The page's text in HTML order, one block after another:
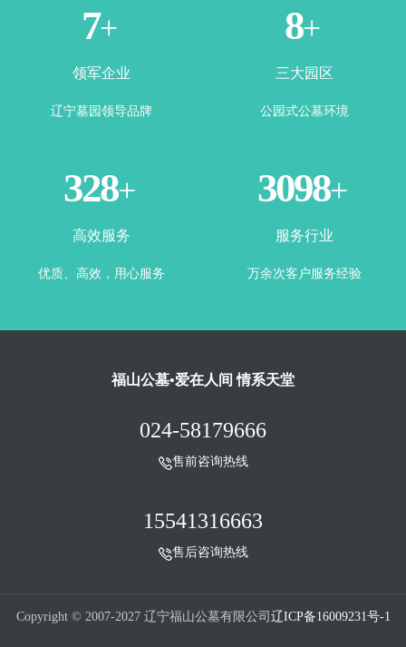
1+
领军企业
辽宁墓园领导品牌
3+
三大园区
公园式公墓环境
365+
高效服务
优质、高效，用心服务
3500+
服务行业
万余次客户服务经验
福山公墓•爱在人间 情系天堂
024-58179666
售前咨询热线
15541316663
售后咨询热线
Copyright © 2007-2027 辽宁福山公墓有限公司 辽ICP备16009231号-1